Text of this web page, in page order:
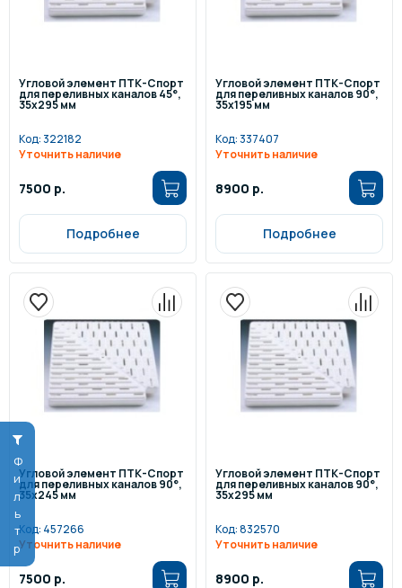
Фильтр
Угловой элемент ПТК-Спорт
для переливных каналов 45°,
35х295 мм
Код:322182
Уточнить наличие
7500 р.
Подробнее
Угловой элемент ПТК-Спорт
для переливных каналов 90°,
35х195 мм
Код:337407
Уточнить наличие
8900 р.
Подробнее
Угловой элемент ПТК-Спорт
для переливных каналов 90°,
35х245 мм
Код: 457266
Уточнить наличие
7500 р.
Угловой элемент ПТК-Спорт
для переливных каналов 90°,
35х295 мм
Код:832570
Уточнить наличие
8900 р.